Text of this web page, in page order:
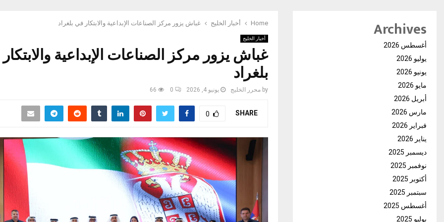
Home أخبار الخليج غباش يزور مركز الصناعات الإبداعية والابتكار في بلغراد
أخبار الخليج
غباش يزور مركز الصناعات الإبداعية
بلغراد
by محرر الخليج يونيو 4, 2026 0
66
SHARE
0
Archives
أغسطس 2026
يوليو 2026
يونيو 2026
مايو 2026
أبريل 2026
مارس 2026
فبراير 2026
يناير 2026
ديسمبر 2025
نوفمبر 2025
أكتوبر 2025
سبتمبر 2025
أغسطس 2025
يوليو 2025